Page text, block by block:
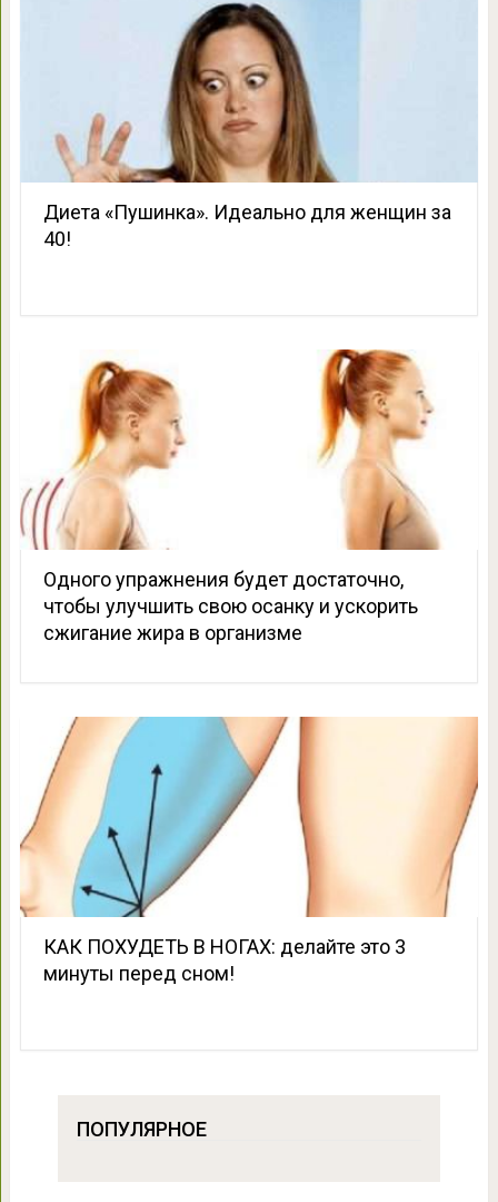
Диета «Пушинка». Идеально для женщин за
40!
Одного упражнения будет достаточно,
чтобы улучшить свою осанку и ускорить
сжигание жира в организме
КАК ПОХУДЕТЬ В НОГАХ: делайте это 3
минуты перед сном!
ПОПУЛЯРНОЕ